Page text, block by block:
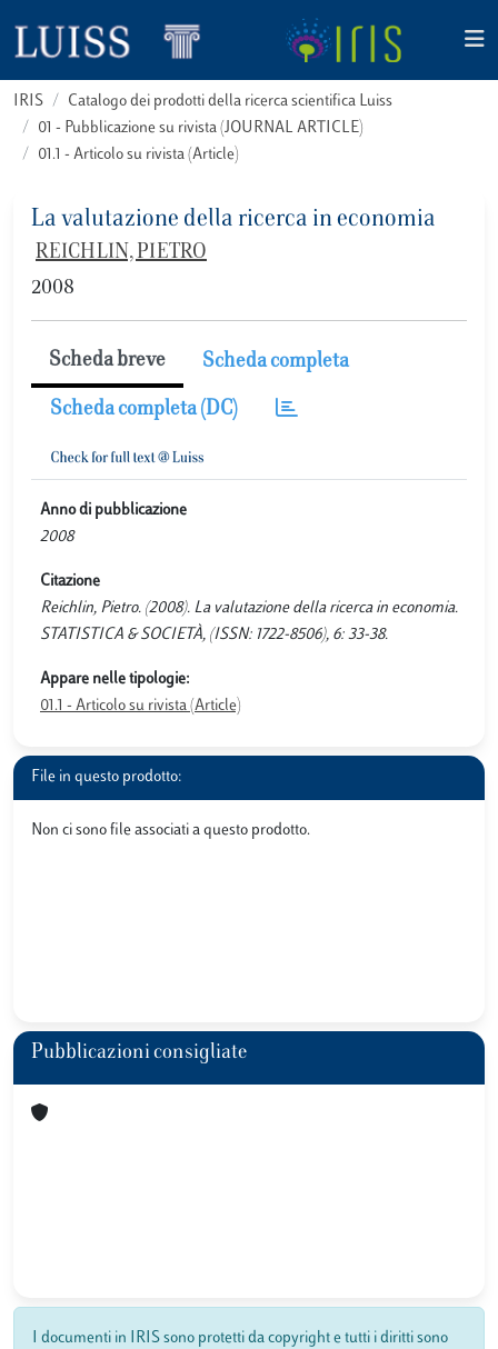
IRIS
Catalogo dei prodotti della ricerca scientifica Luiss
01 - Pubblicazione su rivista (JOURNAL ARTICLE)
01.1 - Articolo su rivista (Article)
La valutazione della ricerca in economia
REICHLIN, PIETRO
2008
Scheda breve Scheda completa
Scheda completa (DC)
Anno di pubblicazione
2008
Citazione
Reichlin, Pietro. (2008). La valutazione della ricerca in economia.
STATISTICA & SOCIETÀ, (ISSN: 1722-8506), 6: 33-38.
Appare nelle tipologie:
01.1 - Articolo su rivista (Article)
File in questo prodotto:
Non ci sono file associati a questo prodotto.
Pubblicazioni consigliate
I documenti in IRIS sono protetti da copyright e tutti i diritti sono